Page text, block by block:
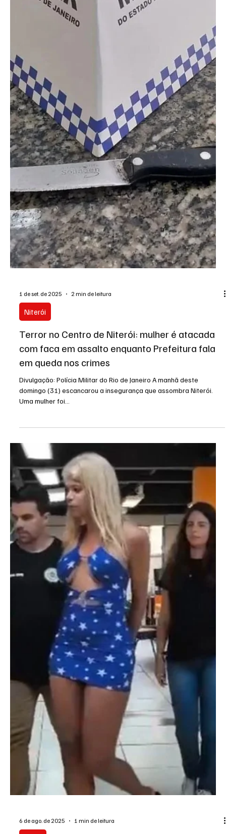
17 de set. de 2025
Geral
Suspeito de roubar bandeira do Flamengo à
mão armada é preso em Niterói
Um homem apontado como autor do roubo de uma bandeira do
Flamengo durante um churrasco de torcedores foi preso nesta
terça-feira (16) em...